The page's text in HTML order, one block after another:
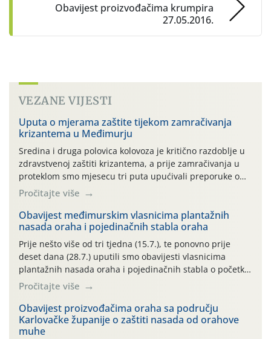
Obavijest proizvođačima krumpira
27.05.2016.
VEZANE VIJESTI
Uputa o mjerama zaštite tijekom zamračivanja
krizantema u Međimurju
Sredina i druga polovica kolovoza je kritično razdoblje u
zdravstvenoj zaštiti krizantema, a prije zamračivanja u
proteklom smo mjesecu tri puta upućivali preporuke o
preventivnim mjerama zaštite krizantema od najčešćih
uzročnika bolesti, štetnika i fito-fagnih grinja (23.7., 14.7.,
06.7.)! Na početku ovog mjeseca je zabilježeno je
povijesno i ekstremno vruće meteorološko razdoblje, uz
najviše temperature […]
Pročitajte više
Obavijest međimurskim vlasnicima plantažnih
nasada oraha i pojedinačnih stabla oraha
Prije nešto više od tri tjedna (15.7.), te ponovno prije
deset dana (28.7.) uputili smo obavijesti vlasnicima
plantažnih nasada oraha i pojedinačnih stabla o početku
leta i ovogodišnjoj potrebi usmjerenog suzbijanja
orahove muhe (Rhagoletis completa)! Već dvanaest dana
traje drugi ovogodišnji “toplinski udar”, koji naročito
izražen zadnja šest dana (31.7.-05.8.), jer najviše
temperature zraka svakodnevno […]
Pročitajte više
Obavijest proizvođačima oraha sa području
Karlovačke županije o zaštiti nasada od orahove
muhe